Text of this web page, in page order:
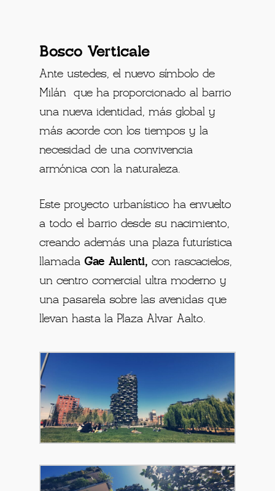
Bosco Verticale
Ante ustedes, el nuevo símbolo de
Milán que ha proporcionado al barrio
una nueva identidad, más global y
más acorde con los tiempos y la
necesidad de una convivencia
armónica con la naturaleza.
Este proyecto urbanístico ha envuelto
a todo el barrio desde su nacimiento,
creando además una plaza futurística
llamadaGae Aulenti, con rascacielos,
un centro comercial ultra moderno y
una pasarela sobre las avenidas que
llevan hasta la Plaza Alvar Aalto.